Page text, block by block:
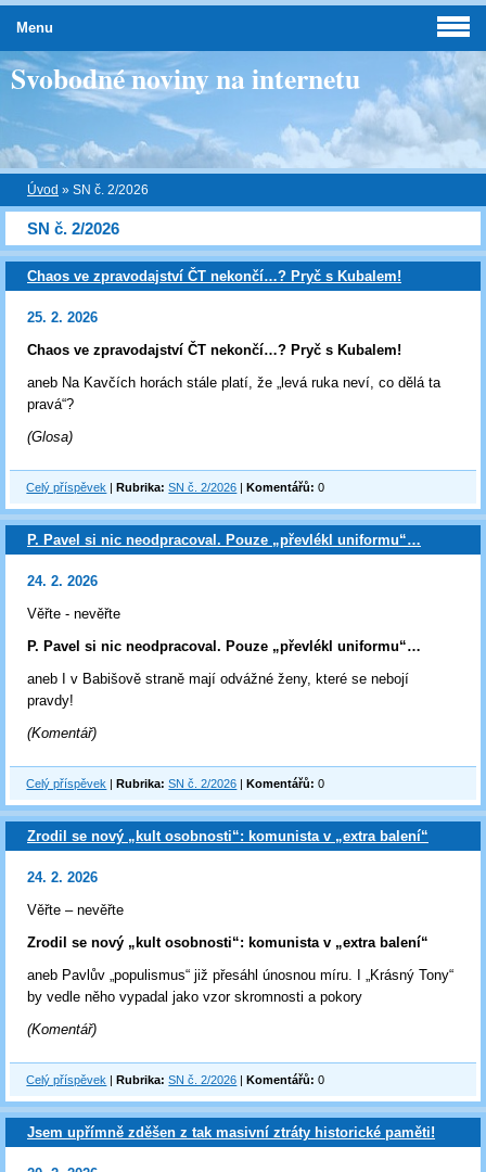
Svobodné noviny na internetu
Úvod » SN č. 2/2026
SN č. 2/2026
Chaos ve zpravodajství ČT nekončí…? Pryč s Kubalem!
25. 2. 2026
Chaos ve zpravodajství ČT nekončí…? Pryč s Kubalem!
aneb Na Kavčích horách stále platí, že „levá ruka neví, co dělá ta
pravá“?
(Glosa)
Celý příspěvek |Rubrika: SN č. 2/2026 |Komentářů: 0
P. Pavel si nic neodpracoval. Pouze „převlékl uniformu“…
24. 2. 2026
Věřte - nevěřte
P. Pavel si nic neodpracoval. Pouze „převlékl uniformu“…
aneb I v Babišově straně mají odvážné ženy, které se nebojí
pravdy!
(Komentář)
Celý příspěvek |Rubrika: SN č. 2/2026 |Komentářů: 0
Zrodil se nový „kult osobnosti“: komunista v „extra balení“
24. 2. 2026
Věřte – nevěřte
Zrodil se nový „kult osobnosti“: komunista v „extra balení“
aneb Pavlův „populismus“ již přesáhl únosnou míru. I „Krásný Tony“
by vedle něho vypadal jako vzor skromnosti a pokory
(Komentář)
Celý příspěvek |Rubrika: SN č. 2/2026 |Komentářů: 0
Jsem upřímně zděšen z tak masivní ztráty historické paměti!
Menu